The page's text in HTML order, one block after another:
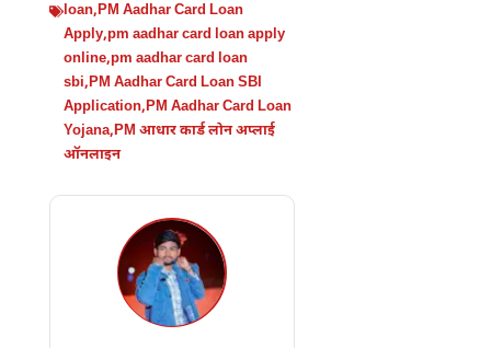
loan,PM Aadhar Card Loan
Apply,pm aadhar card loan apply
online,pm aadhar card loan
sbi,PM Aadhar Card Loan SBI
Application,PM Aadhar Card Loan
Yojana,PM आधार कार्ड लोन अप्लाई
ऑनलाइन